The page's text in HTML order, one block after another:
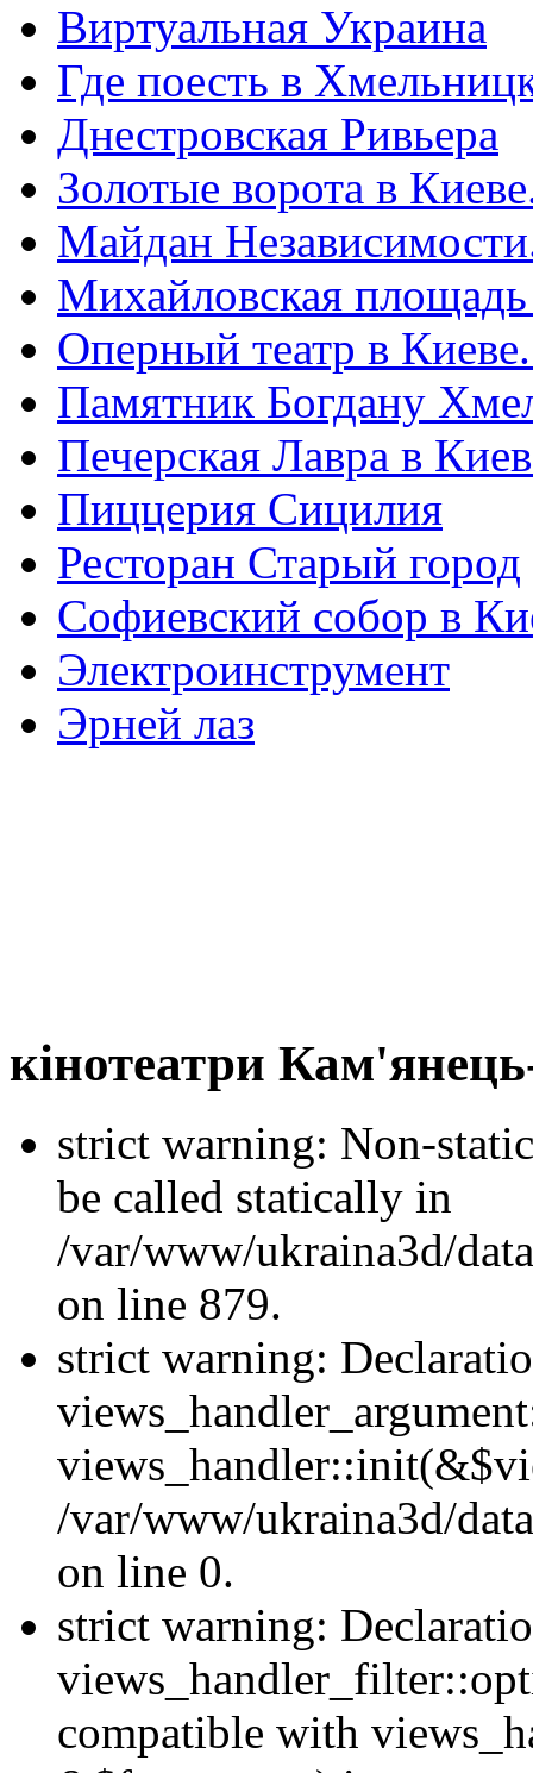
Виртуальная Украина
Где поесть в
Днестровская Ривьера
Золотые ворота в
Майдан
Михайловская
Оперный театр в
Памятник Богдану
Печерская Лавра в
Пиццерия Сицилия
Ресторан Старый город
Софиевский собор в
Электроинструмент
Эрней лаз
кінотеатри
strict warning: Non-
be called statically in
/var/www/ukraina3d/
on line 879.
strict warning:
/var/www/ukraina3d/
on line 0.
strict warning:
compatible with